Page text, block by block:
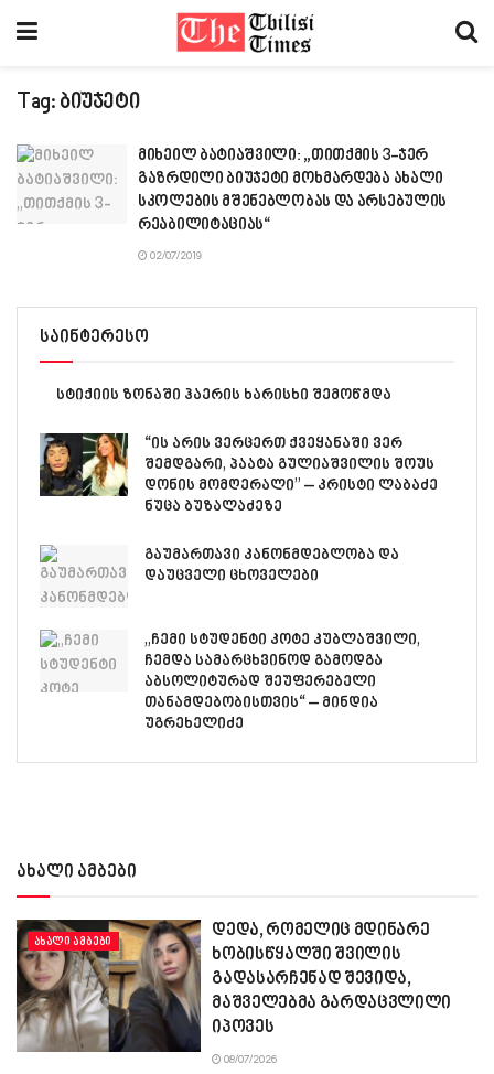
Tag: ბიუჯეტი
მიხეილ ბატიაშვილი: „თითქმის 3-ჯერ
გაზრდილი ბიუჯეტი მოხმარდება ახალი
სკოლების მშენებლობას და არსებულის
რეაბილიტაციას“
02/07/2019
საინტერესო
სტიქიის ზონაში ჰაერის ხარისხი შემოწმდა
“ის არის ვერცერთ ქვეყანაში ვერ
შემდგარი, პაატა გულიაშვილის შოუს
დონის მომღერალი” – კრისტი ლაბაძე
ნუცა ბუზალაძეზე
გაუმართავი კანონმდებლობა და
დაუცველი ცხოველები
„ჩემი სტუდენტი კოტე კუბლაშვილი,
ჩემდა სამარცხვინოდ გამოდგა
აბსოლიტურად შეუფერებელი
თანამდებობისთვის“ – მინდია
უგრეხელიძე
ახალი ამბები
ᲐᲮᲐᲚᲘ ᲐᲛᲑᲔᲑᲘ
დედა, რომელიც მდინარე
ხობისწყალში შვილის
გადასარჩენად შევიდა,
მაშველებმა გარდაცვლილი
იპოვეს
08/07/2026